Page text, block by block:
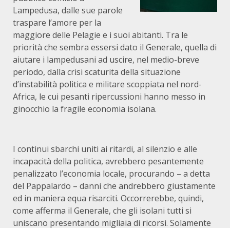
Lampedusa, dalle sue parole
traspare l’amore per la
maggiore delle Pelagie e i suoi abitanti. Tra le
priorità che sembra essersi dato il Generale, quella di
aiutare i lampedusani ad uscire, nel medio-breve
periodo, dalla crisi scaturita della situazione
d’instabilità politica e militare scoppiata nel nord-
Africa, le cui pesanti ripercussioni hanno messo in
ginocchio la fragile economia isolana.
I continui sbarchi uniti ai ritardi, al silenzio e alle
incapacità della politica, avrebbero pesantemente
penalizzato l’economia locale, procurando – a detta
del Pappalardo – danni che andrebbero giustamente
ed in maniera equa risarciti. Occorrerebbe, quindi,
come afferma il Generale, che gli isolani tutti si
uniscano presentando migliaia di ricorsi. Solamente